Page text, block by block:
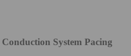
System Pacing